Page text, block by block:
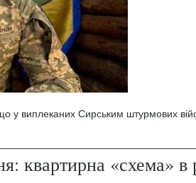
у виплеканих Сирським штурмових
квартирна «схема» в